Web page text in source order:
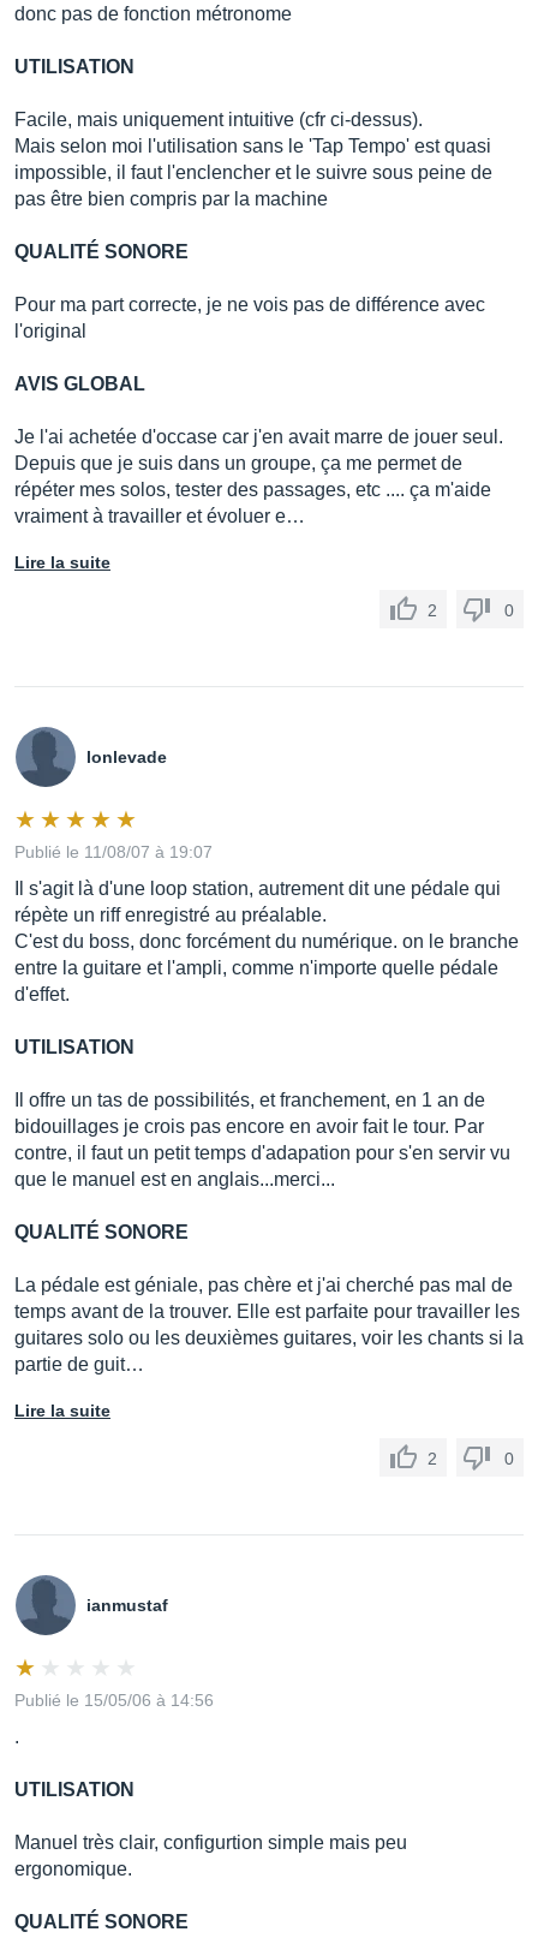
donc pas de fonction métronome
UTILISATION
Facile, mais uniquement intuitive (cfr ci-dessus).
Mais selon moi l'utilisation sans le 'Tap Tempo' est quasi
impossible, il faut l'enclencher et le suivre sous peine de
pas être bien compris par la machine
QUALITÉ SONORE
Pour ma part correcte, je ne vois pas de différence avec
l'original
AVIS GLOBAL
Je l'ai achetée d'occase car j'en avait marre de jouer seul.
Depuis que je suis dans un groupe, ça me permet de
répéter mes solos, tester des passages, etc .... ça m'aide
vraiment à travailler et évoluer e…
Lire la suite
2 0
lonlevade
Publié le 11/08/07 à 19:07
Il s'agit là d'une loop station, autrement dit une pédale qui
répète un riff enregistré au préalable.
C'est du boss, donc forcément du numérique. on le branche
entre la guitare et l'ampli, comme n'importe quelle pédale
d'effet.
UTILISATION
Il offre un tas de possibilités, et franchement, en 1 an de
bidouillages je crois pas encore en avoir fait le tour. Par
contre, il faut un petit temps d'adapation pour s'en servir vu
que le manuel est en anglais...merci...
QUALITÉ SONORE
La pédale est géniale, pas chère et j'ai cherché pas mal de
temps avant de la trouver. Elle est parfaite pour travailler les
guitares solo ou les deuxièmes guitares, voir les chants si la
partie de guit…
Lire la suite
2 0
ianmustaf
Publié le 15/05/06 à 14:56
.
UTILISATION
Manuel très clair, configurtion simple mais peu
ergonomique.
QUALITÉ SONORE